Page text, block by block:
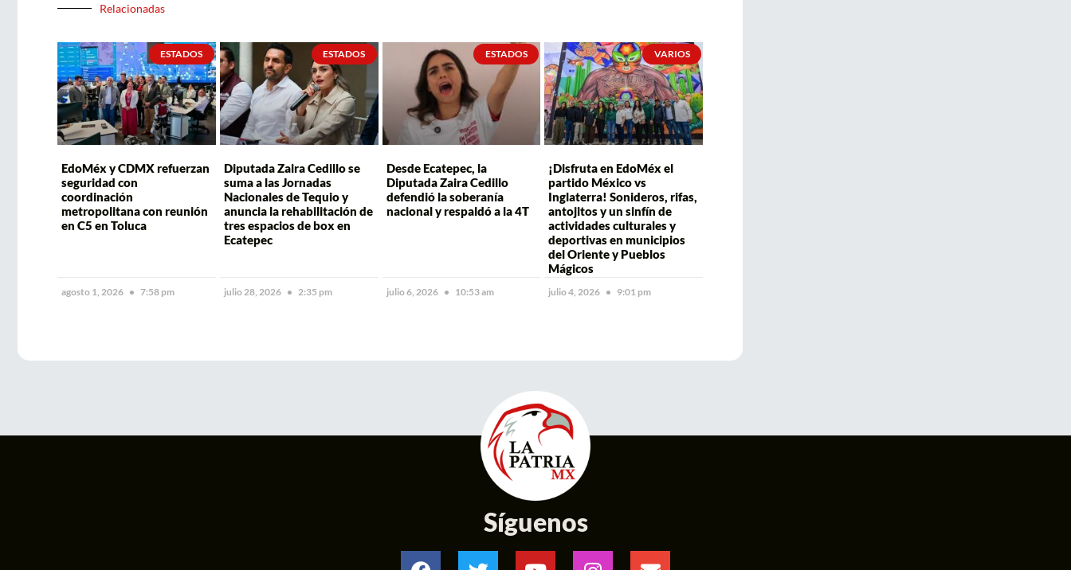
Relacionadas
ESTADOS
EdoMéx y CDMX refuerzan
seguridad con
coordinación
metropolitana con reunión
en C5 en Toluca
agosto 1, 2026 7:58 pm
ESTADOS
Diputada Zaira Cedillo se
suma a las Jornadas
Nacionales de Tequio y
anuncia la rehabilitación de
tres espacios de box en
Ecatepec
julio 28, 2026 2:35 pm
ESTADOS
Desde Ecatepec, la
Diputada Zaira Cedillo
defendió la soberanía
nacional y respaldó a la 4T
julio 6, 2026 10:53 am
VARIOS
¡Disfruta en EdoMéx el
partido México vs
Inglaterra! Sonideros, rifas,
antojitos y un sinfín de
actividades culturales y
deportivas en municipios
del Oriente y Pueblos
Mágicos
julio 4, 2026 9:01 pm
Síguenos